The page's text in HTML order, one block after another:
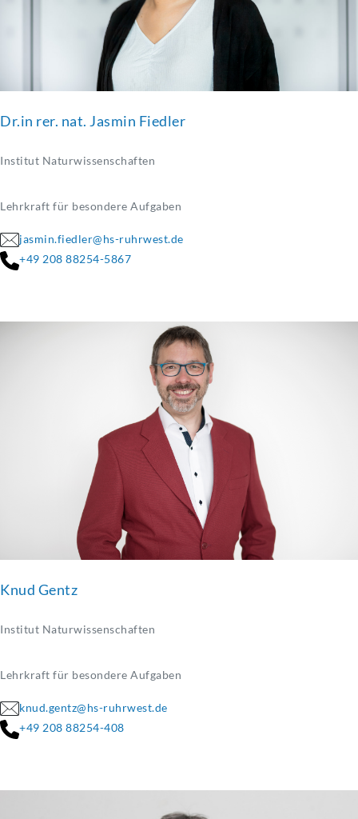
Dr.in rer. nat. Jasmin Fiedler
Institut Naturwissenschaften
Lehrkraft für besondere Aufgaben
jasmin.fiedler@hs-ruhrwest.de
+49 208 88254-5867
Knud Gentz
Institut Naturwissenschaften
Lehrkraft für besondere Aufgaben
knud.gentz@hs-ruhrwest.de
+49 208 88254-408